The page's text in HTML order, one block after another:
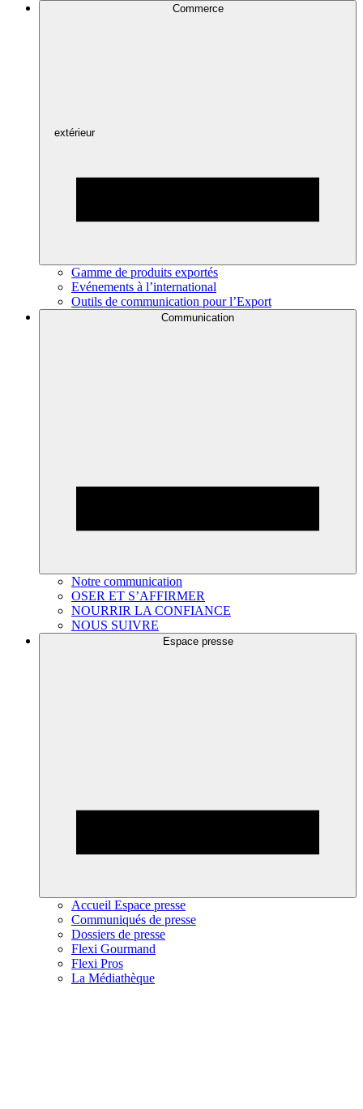
Commerce
extérieur
Gamme de produits exportés
Evénements à l’international
Outils de communication pour l’Export
Communication
Notre communication
OSER ET S’AFFIRMER
NOURRIR LA CONFIANCE
NOUS SUIVRE
Espace presse
Accueil Espace presse
Communiqués de presse
Dossiers de presse
Flexi Gourmand
Flexi Pros
La Médiathèque